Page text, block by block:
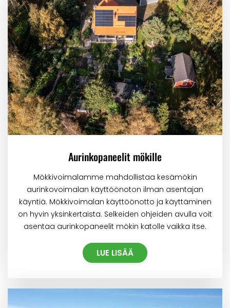
Aurinkopaneelit mökille
Mökkivoimalamme mahdollistaa kesämökin
aurinkovoimalan käyttöönoton ilman asentajan
käyntiä. Mökkivoimalan käyttöönotto ja käyttäminen
on hyvin yksinkertaista. Selkeiden ohjeiden avulla voit
asentaa aurinkopaneelit mökin katolle vaikka itse.
LUE LISÄÄ